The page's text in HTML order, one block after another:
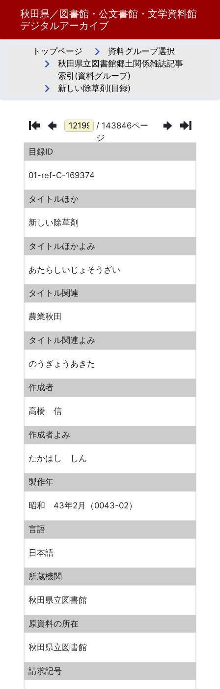
秋田県／図書館・公文書館・文学資料館
デジタルアーカイブ
トップページ
資料グループ選択
秋田県立図書館郷土関係雑誌記事
索引(資料グループ)
新しい除草剤(目録)
/ 143846ペー
ジ
目録ID
01-ref-C-169374
タイトルほか
新しい除草剤
タイトルほかよみ
あたらしいじょそうざい
タイトル関連
農業秋田
タイトル関連よみ
のうぎょうあきた
作成者
高橋 信
作成者よみ
たかはし しん
製作年
昭和 43年2月（0043-02）
言語
日本語
所蔵機関
秋田県立図書館
原資料の所在
秋田県立図書館
請求記号